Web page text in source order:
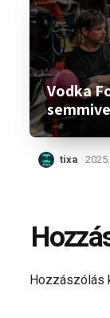
Vodka
tixa